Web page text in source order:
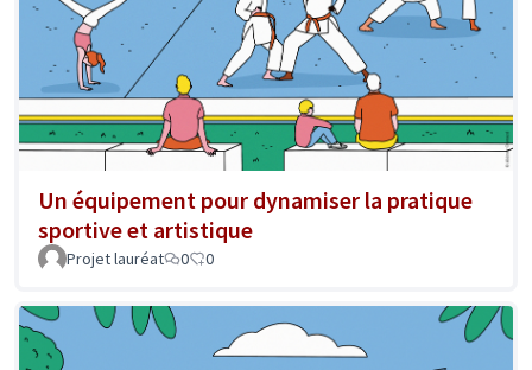
Un équipement pour dynamiser la pratique
sportive et artistique
Projet lauréat 0 0